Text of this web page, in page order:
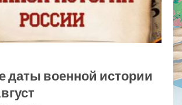
даты военной истории